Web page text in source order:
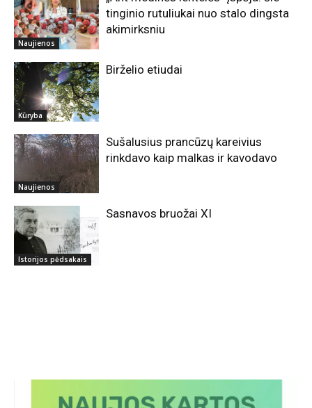
Naujienos
tinginio rutuliukai nuo stalo dingsta
akimirksniu
Kūryba
Birželio etiudai
Naujienos
Sušalusius prancūzų kareivius
rinkdavo kaip malkas ir kavodavo
Istorijos pėdsakais
Sasnavos bruožai XI